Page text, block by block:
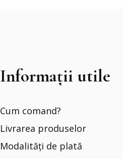
Informații utile
Cum comand?
Livrarea produselor
Modalități de plată